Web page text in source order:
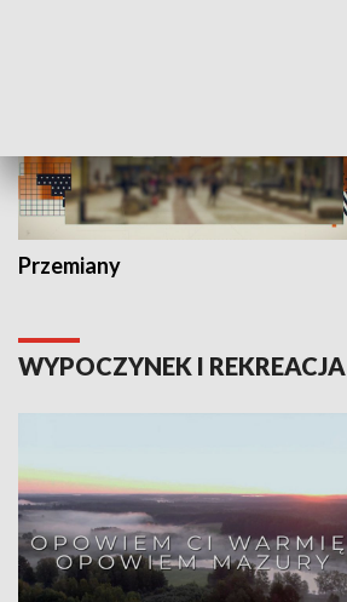
Przemiany
WYPOCZYNEK I REKREACJA